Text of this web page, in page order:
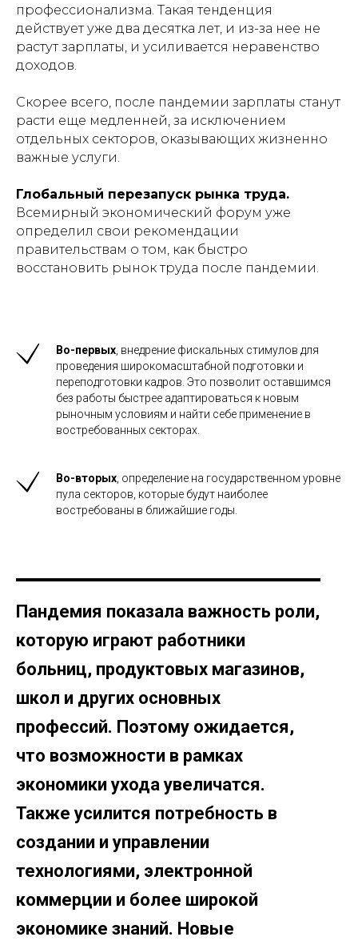
профессионализма. Такая тенденция
действует уже два десятка лет, и из-за нее не
растут зарплаты, и усиливается неравенство
доходов.
Скорее всего, после пандемии зарплаты станут
расти еще медленней, за исключением
отдельных секторов, оказывающих жизненно
важные услуги.
Глобальный перезапуск рынка труда.
Всемирный экономический форум уже
определил свои рекомендации
правительствам о том, как быстро
восстановить рынок труда после пандемии.
Во-первых , внедрение фискальных стимулов для
проведения широкомасштабной подготовки и
переподготовки кадров. Это позволит оставшимся
без работы быстрее адаптироваться к новым
рыночным условиям и найти себе применение в
востребованных секторах.
Во-вторых , определение на государственном уровне
пула секторов, которые будут наиболее
востребованы в ближайшие годы.
Пандемия показала важность роли,
которую играют работники
больниц, продуктовых магазинов,
школ и других основных
профессий. Поэтому ожидается,
что возможности в рамках
экономики ухода увеличатся.
Также усилится потребность в
создании и управлении
технологиями, электронной
коммерции и более широкой
экономике знаний. Новые